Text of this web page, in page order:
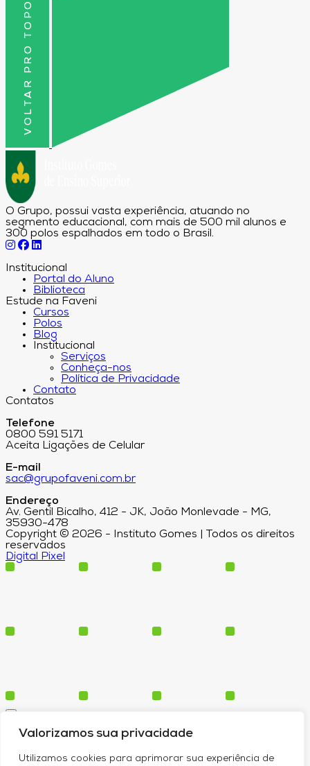
Valorizamos sua privacidade
Utilizamos cookies para aprimorar sua experiência de
VOLTAR PRO TOPO
O Grupo, possui vasta experiência, atuando no
segmento educacional, com mais de 500 mil alunos e
300 polos espalhados em todo o Brasil.
Institucional
Portal do Aluno
Biblioteca
Estude na Faveni
Cursos
Polos
Blog
Institucional
Serviços
Conheça-nos
Política de Privacidade
Contato
Contatos
Telefone
0800 591 5171
Aceita Ligações de Celular
E-mail
sac@grupofaveni.com.br
Endereço
Av. Gentil Bicalho, 412 - JK, João Monlevade - MG,
35930-478
Copyright © 2026 - Instituto Gomes | Todos os direitos
reservados
Digital Pixel
Cursos
Blog